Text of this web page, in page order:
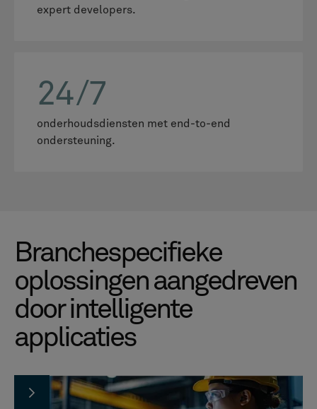
expert developers.
24/7
onderhoudsdiensten met end-to-end
ondersteuning.
Branchespecifieke
oplossingen aangedreven
door intelligente
applicaties